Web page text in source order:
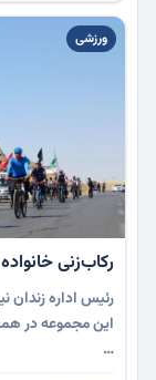
ورزشی
رکاب‌زنی
این مجموعه در
…